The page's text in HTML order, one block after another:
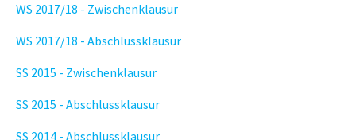
WS 2017/18 - Zwischenklausur
WS 2017/18 - Abschlussklausur
SS 2015 - Zwischenklausur
SS 2015 - Abschlussklausur
SS 2014 - Abschlussklausur